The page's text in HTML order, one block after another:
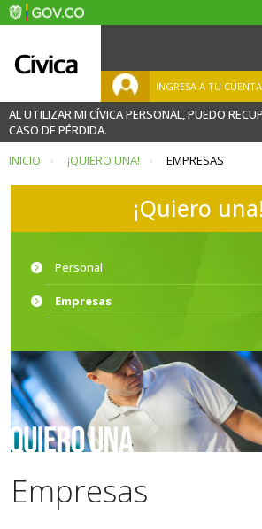
INGRESA A TU CUENTA
AL UTILIZAR MI CÍVICA PERSONAL, PUEDO
CASO DE PÉRDIDA.
INICIO
¡QUIERO UNA! EMPRESAS
¡Quiero una!
Personal
Empresas
Empresas